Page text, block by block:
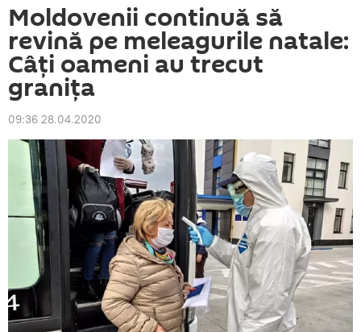
Moldovenii continuă să
revină pe meleagurile natale:
Câți oameni au trecut
granița
09:36 28.04.2020